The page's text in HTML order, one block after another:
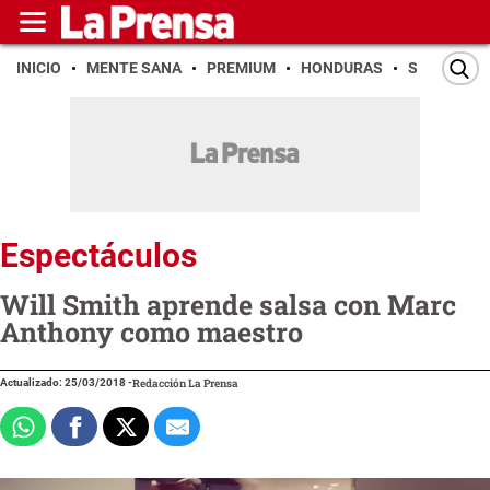
INICIO MENTE SANA PREMIUM HONDURAS SAN PEDRO
Espectáculos
Will Smith aprende salsa con Marc
Anthony como maestro
Actualizado: 25/03/2018-Redacción La Prensa